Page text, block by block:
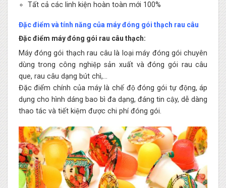
Tất cả các linh kiện hoàn toàn mới 100%
Đặc điểm và tính năng của máy đóng gói thạch rau câu
Đặc điểm máy đóng gói rau câu thạch:
Máy đóng gói thạch rau câu là loại máy đóng gói chuyên
dùng trong công nghiệp sản xuất và đóng gói rau câu
que, rau câu dạng bút chì,…
Đặc điểm chính của máy là chế độ đóng gói tự động, áp
dụng cho hình dáng bao bì đa dạng, đáng tin cậy, dễ dàng
thao tác và tiết kiệm được chi phí đóng gói.